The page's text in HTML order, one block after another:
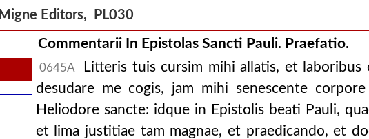
Migne Editors, PL030
Commentarii In Epistolas Sancti Pauli. Praefatio.
0645A
Litteris tuis cursim mihi allatis, et laboribus
desudare me cogis, jam mihi senescente
Heliodore sancte: idque in Epistolis beati Pauli,
et lima justitiae tam magnae, et praedicando, et